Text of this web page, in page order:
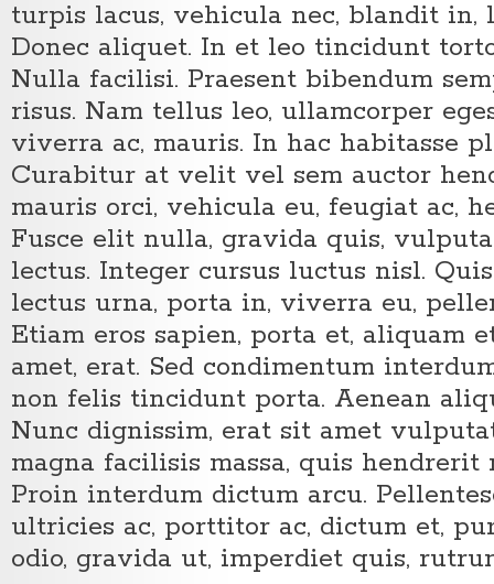
turpis lacus, vehicula nec, blandit in,
Donec aliquet. In et leo tincidunt
Nulla facilisi. Praesent bibendum
risus. Nam tellus leo, ullamcorper
viverra ac, mauris. In hac habitasse
Curabitur at velit vel sem auctor
mauris orci, vehicula eu, feugiat ac,
Fusce elit nulla, gravida quis,
lectus. Integer cursus luctus nisl.
lectus urna, porta in, viverra eu,
Etiam eros sapien, porta et, aliquam
amet, erat. Sed condimentum
non felis tincidunt porta. Aenean
Nunc dignissim, erat sit amet
magna facilisis massa, quis
Proin interdum dictum arcu.
ultricies ac, porttitor ac, dictum et,
odio, gravida ut, imperdiet quis,